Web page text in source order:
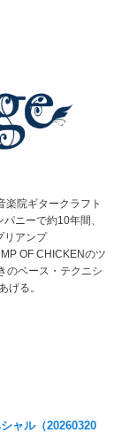
楽院ギタークラフト
ニーで約10年間、
リアンプ
OF CHICKENのツ
のベース・テクニシ
げる。
ャル（20260320